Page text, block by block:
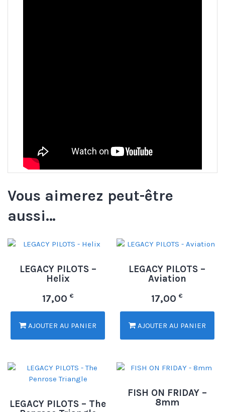
Vous aimerez peut-être
aussi…
LEGACY PILOTS –
Helix
17,00 €
AJOUTER AU PANIER
LEGACY PILOTS –
Aviation
17,00€
AJOUTER AU PANIER
LEGACY PILOTS – The
FISH ON FRIDAY –
8mm